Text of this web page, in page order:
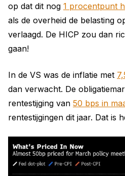
op dat dit nog 1 procentpunt
als de overheid de belasting
verlaagd. De HICP zou dan
gaan!
In de VS was de inflatie met
dan verwacht. De
rentestijging van 50 bps in
rentestijgingen dit jaar. Dat is